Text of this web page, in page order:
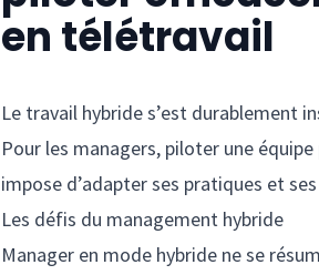
en télétravail
Le travail hybride s’est durablement
Pour les managers, piloter une
impose d’adapter ses pratiques et
Les défis du management hybride
Manager en mode hybride ne se